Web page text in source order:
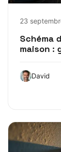
23
Schéma
maison :
David